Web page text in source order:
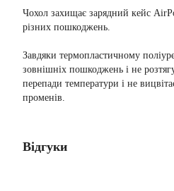
Чохол захищає зарядний кейс
різних пошкоджень.
Завдяки термопластичному
зовнішніх пошкоджень і не
перепади температури і не
променів.
Відгуки